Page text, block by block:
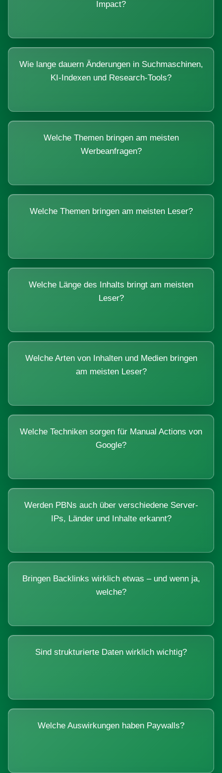
Impact?
Wie lange dauern Änderungen in Suchmaschinen,
KI-Indexen und Research-Tools?
Welche Themen bringen am meisten
Werbeanfragen?
Welche Themen bringen am meisten Leser?
Welche Länge des Inhalts bringt am meisten
Leser?
Welche Arten von Inhalten und Medien bringen
am meisten Leser?
Welche Techniken sorgen für Manual Actions von
Google?
Werden PBNs auch über verschiedene Server-
IPs, Länder und Inhalte erkannt?
Bringen Backlinks wirklich etwas – und wenn ja,
welche?
Sind strukturierte Daten wirklich wichtig?
Welche Auswirkungen haben Paywalls?